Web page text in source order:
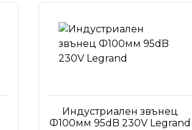
Индустриален звънец
Ф100мм 95dB 230V Legrand